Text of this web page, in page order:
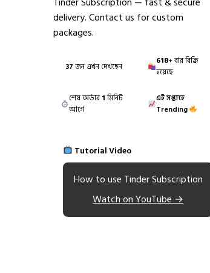
delivery. Contact us for custom
packages.
49 জন এখন দেখছেন 618+ বার বিক্রি
হয়েছে
শেষ অর্ডার1মিনিট
আগে
এই সপ্তাহে
Trending
Tutorial Video
How to use Tinder Subscription
Watch on YouTube →